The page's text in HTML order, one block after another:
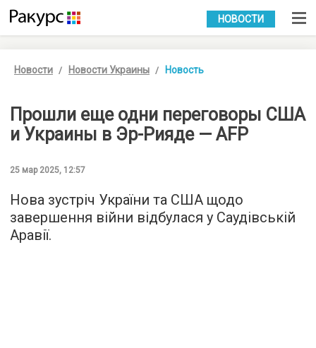
УКР РУС
НОВОСТИ
Новости Новости Украины Новость
Прошли еще одни переговоры США
и Украины в Эр-Рияде — AFP
25 мар 2025, 12:57
Нова зустріч України та США щодо
завершення війни відбулася у Саудівській
Аравії.